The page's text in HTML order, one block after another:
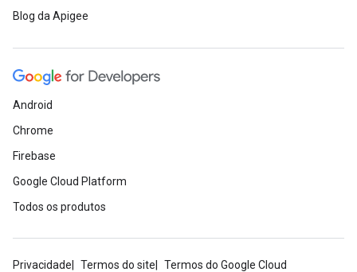
Blog da Apigee
Android
Chrome
Firebase
Google Cloud Platform
Todos os produtos
Privacidade Termos do site
Termos do Google Cloud